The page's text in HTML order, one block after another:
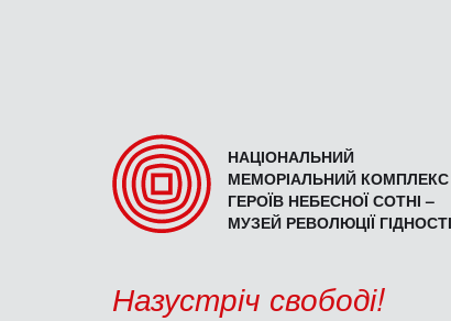
НАЦІОНАЛЬНИЙ
МЕМОРІАЛЬНИЙ КОМПЛЕКС
ГЕРОЇВ НЕБЕСНОЇ СОТНІ –
МУЗЕЙ РЕВОЛЮЦІЇ ГІДНОСТІ
Назустріч свободі!